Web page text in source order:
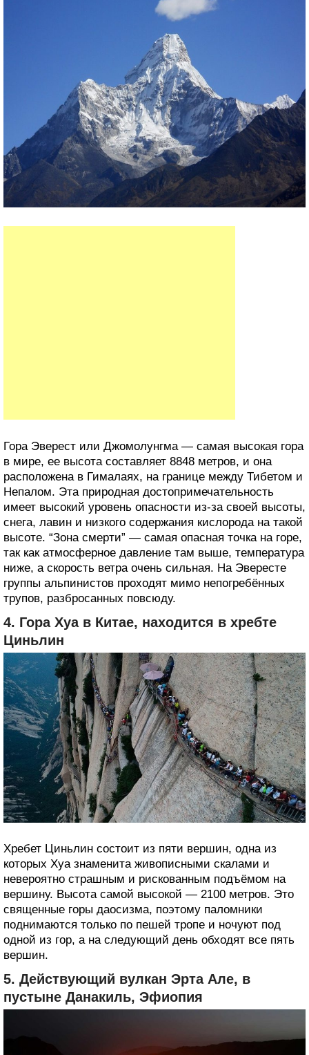
Гора Эверест или Джомолунгма — самая высокая гора
в мире, ее высота составляет 8848 метров, и она
расположена в Гималаях, на границе между Тибетом и
Непалом. Эта природная достопримечательность
имеет высокий уровень опасности из-за своей высоты,
снега, лавин и низкого содержания кислорода на такой
высоте. “Зона смерти” — самая опасная точка на горе,
так как атмосферное давление там выше, температура
ниже, а скорость ветра очень сильная. На Эвересте
группы альпинистов проходят мимо непогребённых
трупов, разбросанных повсюду.
4. Гора Хуа в Китае, находится в хребте
Циньлин
Хребет Циньлин состоит из пяти вершин, одна из
которых Хуа знаменита живописными скалами и
невероятно страшным и рискованным подъёмом на
вершину. Высота самой высокой — 2100 метров. Это
священные горы даосизма, поэтому паломники
поднимаются только по пешей тропе и ночуют под
одной из гор, а на следующий день обходят все пять
вершин.
5. Действующий вулкан Эрта Але, в
пустыне Данакиль, Эфиопия